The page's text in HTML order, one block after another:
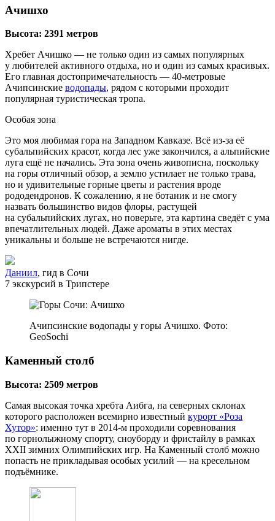
Ачишхо
Высота: 2391 метров
Хребет Ачишко — не только один из самых популярных
у любителей активного отдыха, но и один из самых красивых.
Его главная до­сто­при­ме­ча­тель­но­сть — 40‑метровые
Ачипсинские водопады, рядом с которыми проходит
популярная туристическая тропа.
Особая зона
Это моя любимая гора на Западном Кавказе. Всё из-за её
субальпийских красот, когда лес уже закончился, а альпийские
луга ещё не начались. Эта зона очень живописна, поскольку
на горы отличный обзор, а землю устилает не только трава,
но и удивительные горные цветы и растения вроде
рододендронов. К сожалению, я не ботаник и не смогу
назвать большинство видов флоры, растущей
на субальпийских лугах, но поверьте, эта картина сведёт с ума
впечатлительных людей. Даже ароматы в этих местах
уникальны и больше не встречаются нигде.
Даниил, гид в Сочи
7 экскурсий в Трипстере
Ачипсинские водопады у горы Ачишхо. Фото:
GeoSochi
Каменный столб
Высота: 2509 метров
Самая высокая точка хребта Аибга, на северных склонах
которого расположен всемирно известный курорт «Роза
Хутор»: именно тут в 2014‑м проходили соревнования
по горнолыжному спорту, сноуборду и фристайлу в рамках
XXII зимних Олимпийских игр. На Каменный столб можно
попасть не прикладывая особых усилий — на кресельном
подъёмнике.